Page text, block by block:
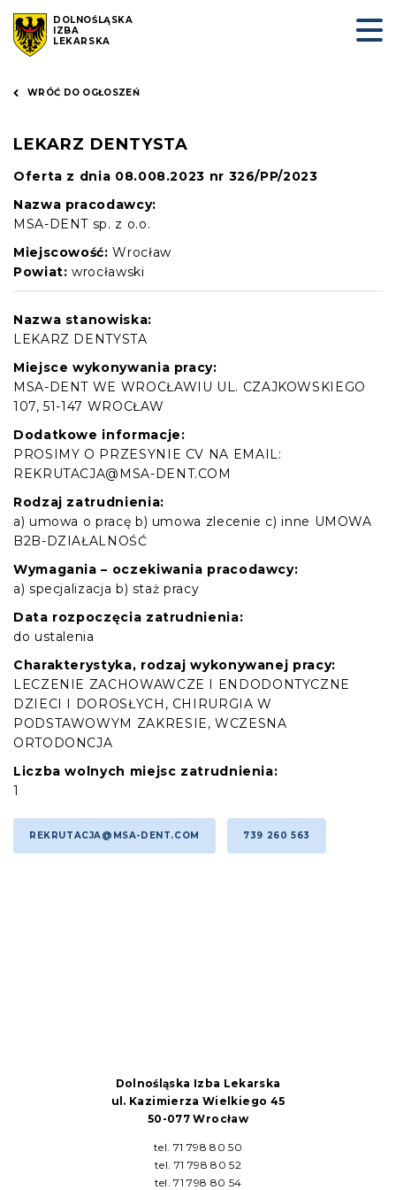
DOLNOŚLĄSKA
IZBA
LEKARSKA
WRÓĆ DO OGŁOSZEŃ
LEKARZ DENTYSTA
Oferta z dnia 08.008.2023 nr 326/PP/2023
Nazwa pracodawcy:
MSA-DENT sp. z o.o.
Miejscowość: Wrocław
Powiat: wrocławski
Nazwa stanowiska:
LEKARZ DENTYSTA
Miejsce wykonywania pracy:
MSA-DENT WE WROCŁAWIU UL. CZAJKOWSKIEGO
107, 51-147 WROCŁAW
Dodatkowe informacje:
PROSIMY O PRZESYNIE CV NA EMAIL:
REKRUTACJA@MSA-DENT.COM
Rodzaj zatrudnienia:
a) umowa o pracę b) umowa zlecenie c) inne UMOWA
B2B-DZIAŁALNOŚĆ
Wymagania – oczekiwania pracodawcy:
a) specjalizacja b) staż pracy
Data rozpoczęcia zatrudnienia:
do ustalenia
Charakterystyka, rodzaj wykonywanej pracy:
LECZENIE ZACHOWAWCZE I ENDODONTYCZNE
DZIECI I DOROSŁYCH, CHIRURGIA W
PODSTAWOWYM ZAKRESIE, WCZESNA
ORTODONCJA
Liczba wolnych miejsc zatrudnienia:
1
REKRUTACJA@MSA-DENT.COM 739 260 563
Dolnośląska Izba Lekarska
ul. Kazimierza Wielkiego 45
50-077 Wrocław
tel. 71 798 80 50
tel. 71 798 80 52
tel. 71 798 80 54